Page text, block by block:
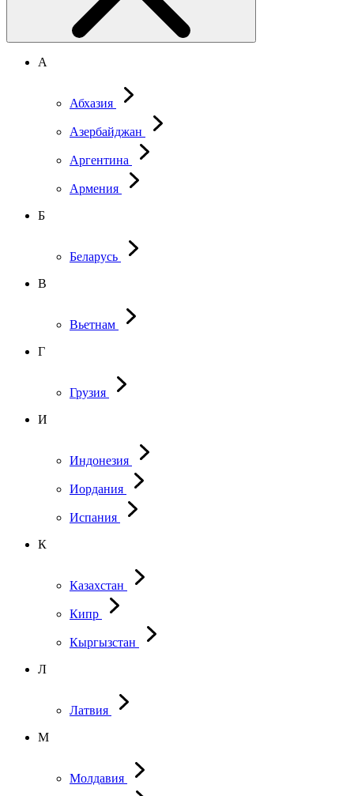
А
Абхазия
Азербайджан
Аргентина
Армения
Б
Беларусь
В
Вьетнам
Г
Грузия
И
Индонезия
Иордания
Испания
К
Казахстан
Кипр
Кыргызстан
Л
Латвия
М
Молдавия